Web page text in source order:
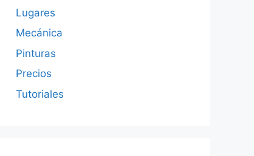
Lugares
Mecánica
Pinturas
Precios
Tutoriales